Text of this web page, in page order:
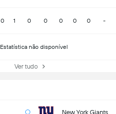
0 1 0 0 0 0 0 -
Estatística não disponível
Ver tudo
New York Giants